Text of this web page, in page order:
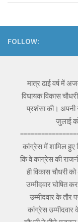
FOLLOW:
मात्र ढाई वर्ष में
विधायक विकास
प्रशंसा की। अपनी
जुलाई
कांग्रेस में शामिल हुए
कि वे कांग्रेस की
ही विकास चौधरी
उम्मीदवार घोषित
उम्मीदवार के तौर
कांग्रेस उम्मीदवार